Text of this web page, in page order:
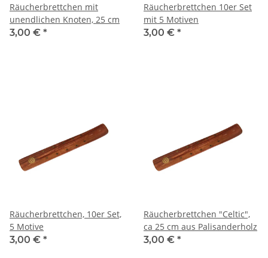
Räucherbrettchen mit
unendlichen Knoten, 25 cm
3,00 € *
Räucherbrettchen 10er Set
mit 5 Motiven
3,00 € *
Räucherbrettchen, 10er Set,
5 Motive
3,00 € *
Räucherbrettchen "Celtic",
ca 25 cm aus Palisanderholz
3,00 € *